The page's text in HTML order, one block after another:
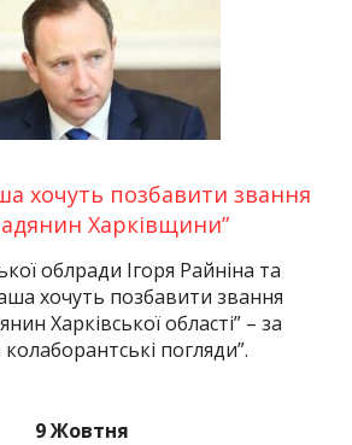
хочуть позбавити звання
Харківщини”
облради Ігоря Райніна та
хочуть позбавити звання
Харківської області” – за
колаборантські погляди”.
9 Жовтня